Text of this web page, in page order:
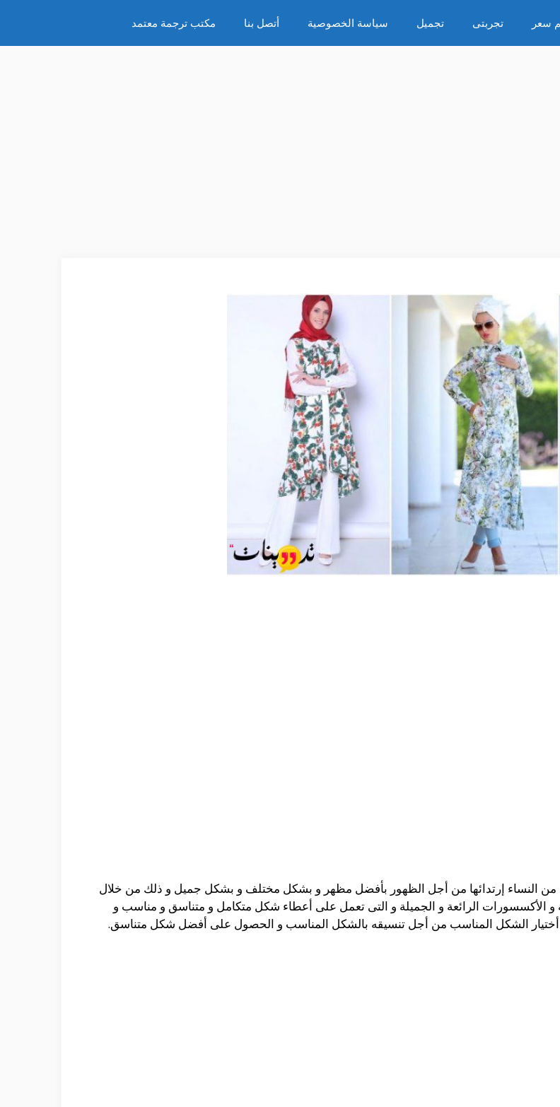
سعر تجربتى تجميل سياسة الخصوصية أتصل بنا مكتب ترجمة معتمد
من النساء إرتدائها من أجل الظهور بأفضل مظهر و بشكل مختلف و بشكل جميل و ذلك من خلال
و الأكسسورات الرائعة و الجميلة و التى تعمل على أعطاء شكل متكامل و متناسق و مناسب و
الشكل المناسب من أجل تنسيقه بالشكل المناسب و الحصول على أفضل شكل متناسق.